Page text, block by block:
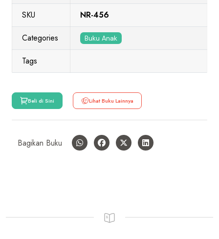
SKU NR-456
Categories Buku Anak
Tags
Beli di Sini Lihat Buku Lainnya
Bagikan Buku